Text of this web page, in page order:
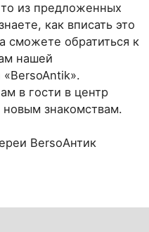
из предложенных
как вписать это
сможете обратиться к
нашей
«BersoAntik».
в гости в центр
новым знакомствам.
BersoАнтик